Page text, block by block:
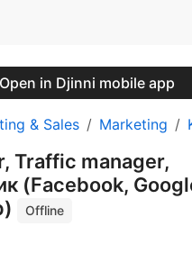
Open in Djinni mobile app
& Sales Marketing
Traffic manager,
(Facebook,
Offline